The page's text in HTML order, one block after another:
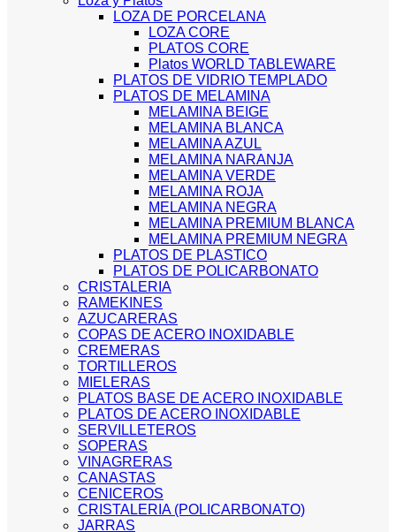
LOZA DE PORCELANA
LOZA CORE
PLATOS CORE
Platos WORLD TABLEWARE
PLATOS DE VIDRIO TEMPLADO
PLATOS DE MELAMINA
MELAMINA BEIGE
MELAMINA BLANCA
MELAMINA AZUL
MELAMINA NARANJA
MELAMINA VERDE
MELAMINA ROJA
MELAMINA NEGRA
MELAMINA PREMIUM BLANCA
MELAMINA PREMIUM NEGRA
PLATOS DE PLASTICO
PLATOS DE POLICARBONATO
CRISTALERIA
RAMEKINES
AZUCARERAS
COPAS DE ACERO INOXIDABLE
CREMERAS
TORTILLEROS
MIELERAS
PLATOS BASE DE ACERO INOXIDABLE
PLATOS DE ACERO INOXIDABLE
SERVILLETEROS
SOPERAS
VINAGRERAS
CANASTAS
CENICEROS
CRISTALERIA (POLICARBONATO)
JARRAS